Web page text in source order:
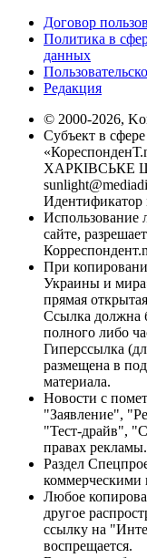
Договор
Политика в
данных
Редакция
© 2000-2026,
Субъект в
ХАРКІВСЬКЕ
Идентификатор
Использование
сайте,
При
Украины и
прямая
Ссылка должна
полного либо
Гиперссылка
размещена в
материала.
Новости с
"Заявление",
"Тест-драйв",
правах рекламы.
Раздел
коммерческими
Любое
другое
ссылку на
воспрещается.